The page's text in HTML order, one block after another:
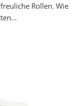
Rollen. Wie